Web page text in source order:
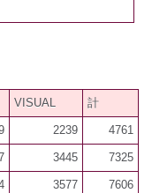
VISUAL 計
2239 4761
3445 7325
3577 7606